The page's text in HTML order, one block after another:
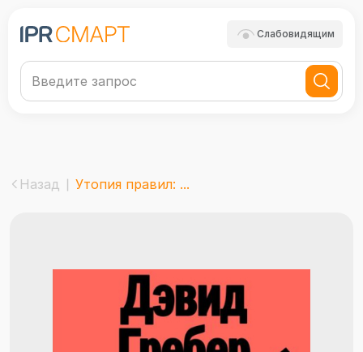
Слабовидящим
Назад Утопия правил: ...